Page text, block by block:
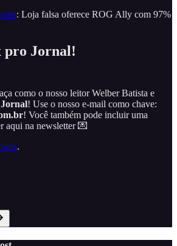
: Loja falsa oferece ROG Ally com 97%
pro Jornal!
como o nosso leitor Welber Batista e
! Use o nosso e-mail como chave:
! Você também pode incluir uma
aqui na newsletter 💌
.